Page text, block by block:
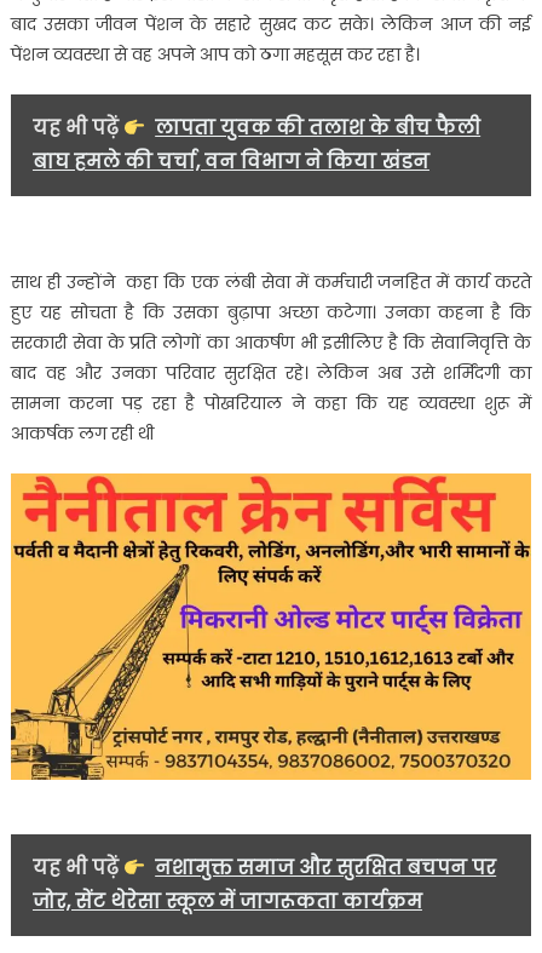
उनको
गया….
बाद उसका जीवन पेंशन के सहारे सुखद कट सके। लेकिन आज की नई
पेंशन व्यवस्था से वह अपने आप को ठगा महसूस कर रहा है।
यह भी पढ़ें
लापता युवक की तलाश के बीच फैली
बाघ हमले की चर्चा, वन विभाग ने किया खंडन
साथ ही उन्होंने कहा कि एक लंबी सेवा में कर्मचारी जनहित में कार्य करते
हुए यह सोचता है कि उसका बुढ़ापा अच्छा कटेगा। उनका कहना है कि
सरकारी सेवा के प्रति लोगों का आकर्षण भी इसीलिए है कि सेवानिवृत्ति के
बाद वह और उनका परिवार सुरक्षित रहे। लेकिन अब उसे शर्मिंदगी का
सामना करना पड़ रहा है पोखरियाल ने कहा कि यह व्यवस्था शुरू में
आकर्षक लग रही थी
यह भी पढ़ें
नशामुक्त समाज और सुरक्षित बचपन पर
जोर, सेंट थेरेसा स्कूल में जागरूकता कार्यक्रम